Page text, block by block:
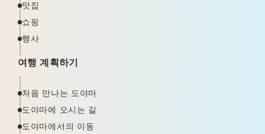
맛집
쇼핑
행사
여행 계획하기
처음 만나는 도야마
도야마에 오시는 길
도야마에서의 이동